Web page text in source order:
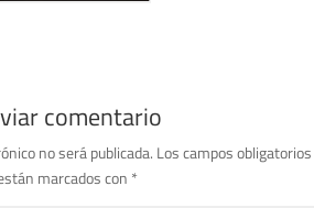
comentario
no será publicada. Los campos obligatorios
marcados con *